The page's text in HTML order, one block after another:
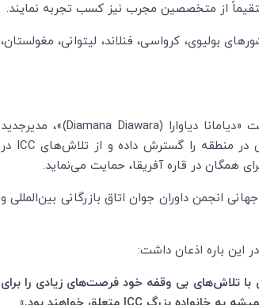
از متخصصین مجرب نیز کسب تجربه نمایند.
بولیوی، کرواسی، فنلاند، لیتوانی، مغولستان،
دیاوارا (Diamana Diawara)»، مدیرجدید
در منطقه را گسترش داده و از تلاش‌هایICC در
همگان در قاره آفریقا، حمایت مینماید.
المللی و
در این‌ باره اذعان داشت:
با تلاشهای بی وقفه خود فرصت‌های زیادی را برای